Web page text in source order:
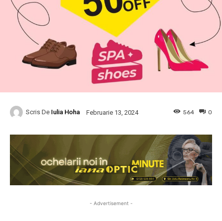
Scris De Iulia Hoha Februarie 13, 2024 0
564
- Advertisement -